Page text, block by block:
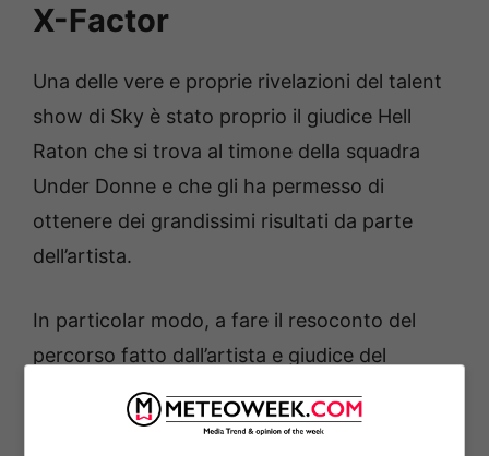
X-Factor
Una delle vere e proprie rivelazioni del talent
show di Sky è stato proprio il giudice Hell
Raton che si trova al timone della squadra
Under Donne e che gli ha permesso di
ottenere dei grandissimi risultati da parte
dell’artista.
In particolar modo, a fare il resoconto del
percorso fatto dall’artista e giudice del
programma è stato appunto lo stesso Hell
Raton in occasione di una lunga intervista